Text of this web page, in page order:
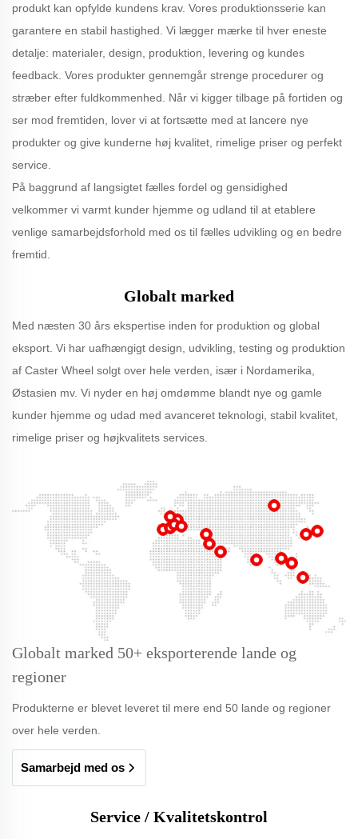
produkt kan opfylde kundens krav. Vores produktionsserie kan
garantere en stabil hastighed. Vi lægger mærke til hver eneste
detalje: materialer, design, produktion, levering og kundes
feedback. Vores produkter gennemgår strenge procedurer og
stræber efter fuldkommenhed. Når vi kigger tilbage på fortiden og
ser mod fremtiden, lover vi at fortsætte med at lancere nye
produkter og give kunderne høj kvalitet, rimelige priser og perfekt
service.
På baggrund af langsigtet fælles fordel og gensidighed
velkommer vi varmt kunder hjemme og udland til at etablere
venlige samarbejdsforhold med os til fælles udvikling og en bedre
fremtid.
Globalt marked
Med næsten 30 års ekspertise inden for produktion og global
eksport. Vi har uafhængigt design, udvikling, testing og produktion
af Caster Wheel solgt over hele verden, især i Nordamerika,
Østasien mv. Vi nyder en høj omdømme blandt nye og gamle
kunder hjemme og udad med avanceret teknologi, stabil kvalitet,
rimelige priser og højkvalitets services.
Globalt marked 50+ eksporterende lande og
regioner
Produkterne er blevet leveret til mere end 50 lande og regioner
over hele verden.
Samarbejd med os
Service / Kvalitetskontrol